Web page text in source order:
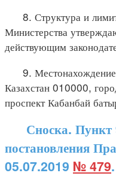
8. Структура и
Министерства
действующим
9. Местонахождение
Казахстан 010000,
проспект Кабанбай
Сноска. Пункт
постановления
05.07.2019 № 479.